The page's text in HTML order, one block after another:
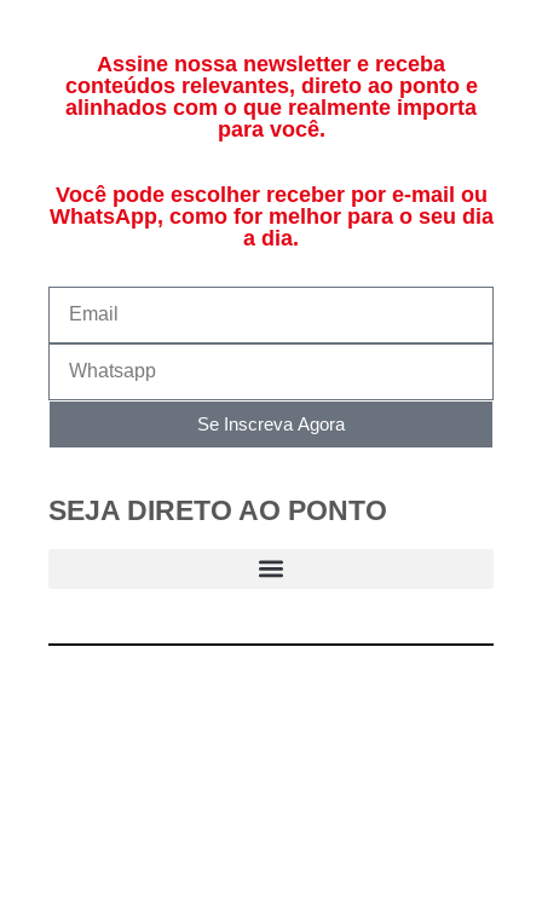
Assine nossa newsletter e receba
conteúdos relevantes, direto ao ponto e
alinhados com o que realmente importa
para você.
Você pode escolher receber por e-mail ou
WhatsApp, como for melhor para o seu dia
a dia.
Se Inscreva Agora
SEJA DIRETO AO PONTO